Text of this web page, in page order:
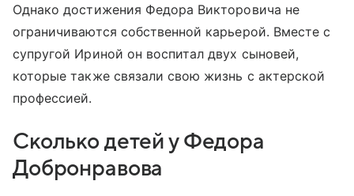
Однако достижения Федора Викторовича не
ограничиваются собственной карьерой. Вместе с
супругой Ириной он воспитал двух сыновей,
которые также связали свою жизнь с актерской
профессией.
Сколько детей у Федора
Добронравова